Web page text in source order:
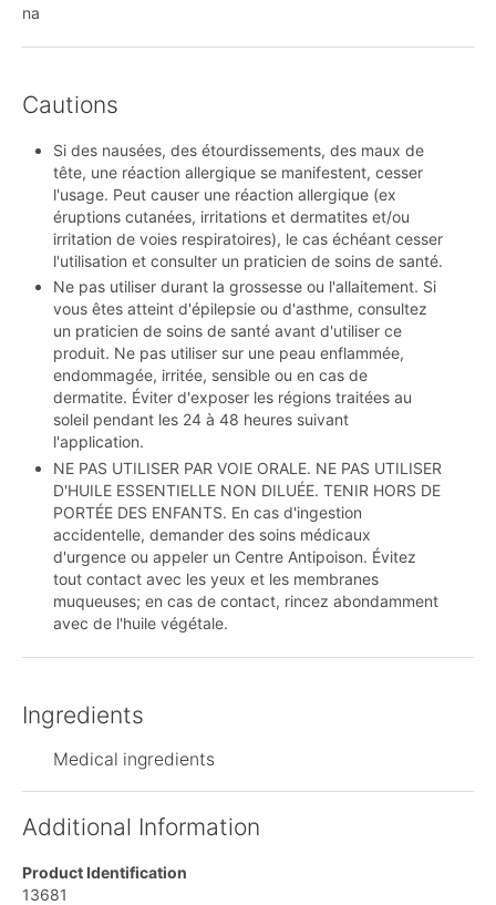
na
Cautions
Si des nausées, des étourdissements, des maux de
tête, une réaction allergique se manifestent, cesser
l'usage. Peut causer une réaction allergique (ex
éruptions cutanées, irritations et dermatites et/ou
irritation de voies respiratoires), le cas échéant cesser
l'utilisation et consulter un praticien de soins de santé.
Ne pas utiliser durant la grossesse ou l'allaitement. Si
vous êtes atteint d'épilepsie ou d'asthme, consultez
un praticien de soins de santé avant d'utiliser ce
produit. Ne pas utiliser sur une peau enflammée,
endommagée, irritée, sensible ou en cas de
dermatite. Éviter d'exposer les régions traitées au
soleil pendant les 24 à 48 heures suivant
l'application.
NE PAS UTILISER PAR VOIE ORALE. NE PAS UTILISER
D'HUILE ESSENTIELLE NON DILUÉE. TENIR HORS DE
PORTÉE DES ENFANTS. En cas d'ingestion
accidentelle, demander des soins médicaux
d'urgence ou appeler un Centre Antipoison. Évitez
tout contact avec les yeux et les membranes
muqueuses; en cas de contact, rincez abondamment
avec de l'huile végétale.
Ingredients
Medical ingredients
Additional Information
Product Identification
13681